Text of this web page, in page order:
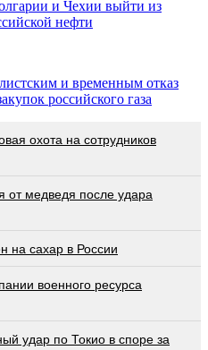
и Чехии выйти из
нефти
и временным отказ
российского газа
охота на сотрудников
от медведя после удара
на сахар в России
военного ресурса
удар по Токио в споре за